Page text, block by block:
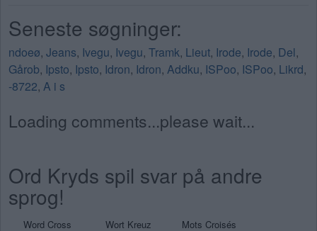
Seneste søgninger:
ndoeø, Jeans, Ivegu, Ivegu, Tramk, Lieut, Irode, Irode, Del,
Gårob, Ipsto, Ipsto, Idron, Idron, Addku, ISPoo, ISPoo, Likrd,
-8722, A i s
Loading comments...please wait...
Ord Kryds spil svar på andre
sprog!
Word Cross Wort Kreuz Mots Croisés